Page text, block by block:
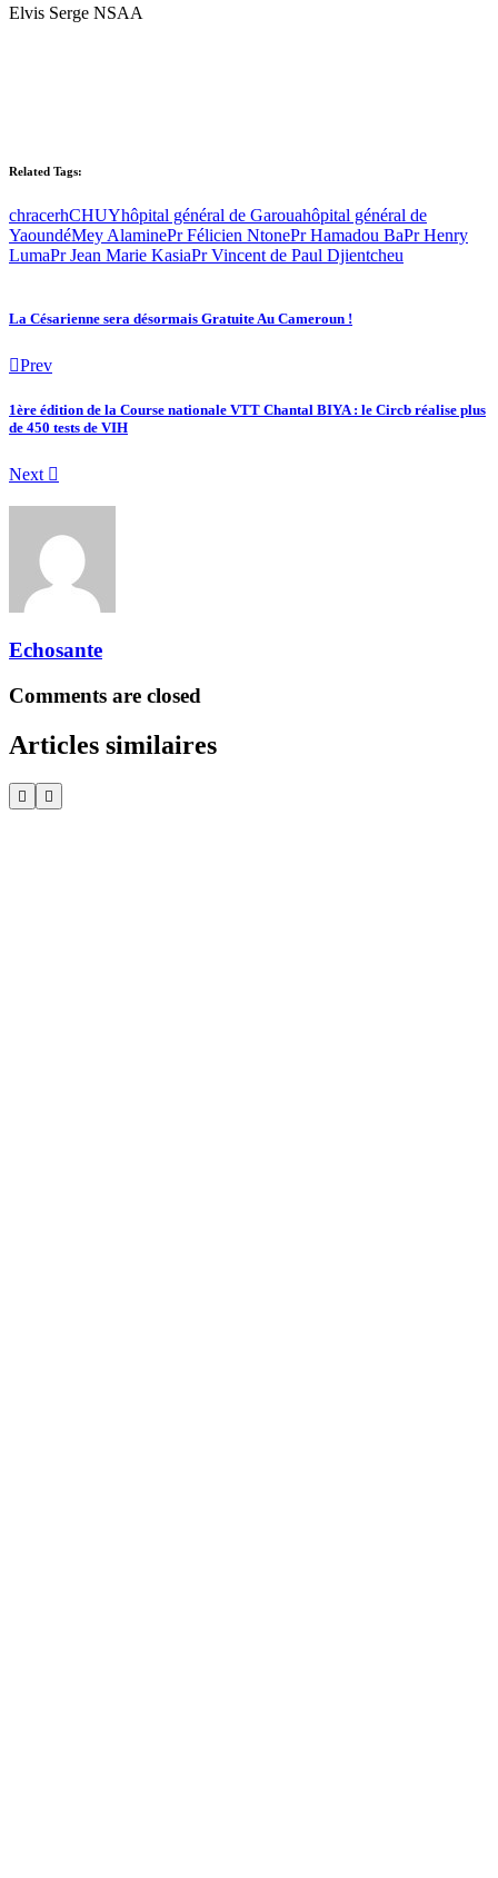
Elvis Serge NSAA
Related Tags:
chracerhCHUYhôpital général de Garouahôpital général de
YaoundéMey AlaminePr Félicien NtonePr Hamadou BaPr Henry
LumaPr Jean Marie KasiaPr Vincent de Paul Djientcheu
La Césarienne sera désormais Gratuite Au Cameroun !
Prev
1ère édition de la Course nationale VTT Chantal BIYA : le Circb réalise plus
de 450 tests de VIH
Next
Echosante
Comments are closed
Articles similaires